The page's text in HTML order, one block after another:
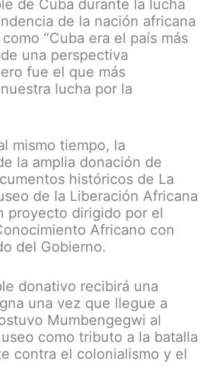
de Cuba durante la lucha
de la nación africana
“Cuba era el país más
una perspectiva
fue el que más
lucha por la
mismo tiempo, la
la amplia donación de
históricos de La
de la Liberación Africana
proyecto dirigido por el
Africano con
del Gobierno.
donativo recibirá una
una vez que llegue a
Mumbengegwi al
como tributo a la batalla
contra el colonialismo y el